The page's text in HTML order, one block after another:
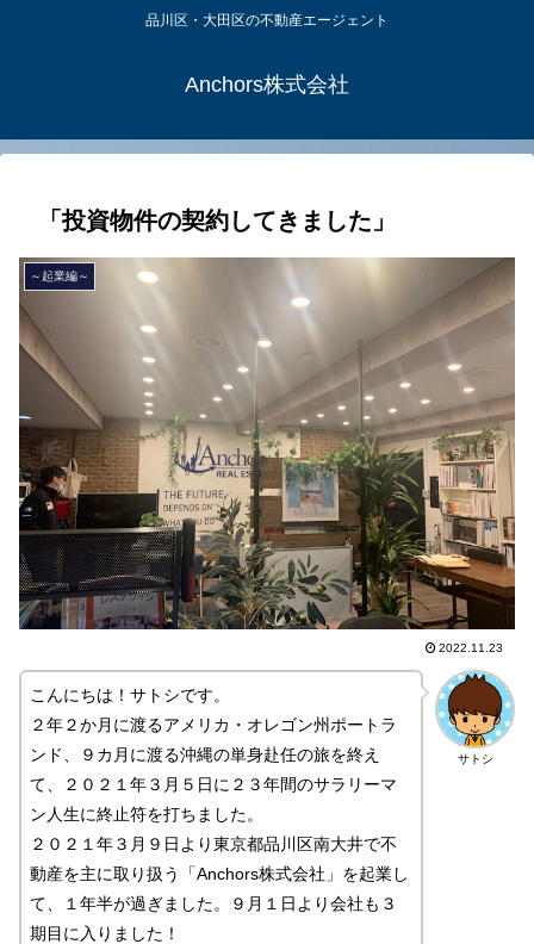
品川区・大田区の不動産エージェント
Anchors株式会社
「投資物件の契約してきました」
～起業編～
2022.11.23
サトシ
こんにちは！サトシです。
２年２か月に渡るアメリカ・オレゴン州ポートラ
ンド、９カ月に渡る沖縄の単身赴任の旅を終え
て、２０２１年３月５日に２３年間のサラリーマ
ン人生に終止符を打ちました。
２０２１年３月９日より東京都品川区南大井で不
動産を主に取り扱う「Anchors株式会社」を起業し
て、１年半が過ぎました。９月１日より会社も３
期目に入りました！